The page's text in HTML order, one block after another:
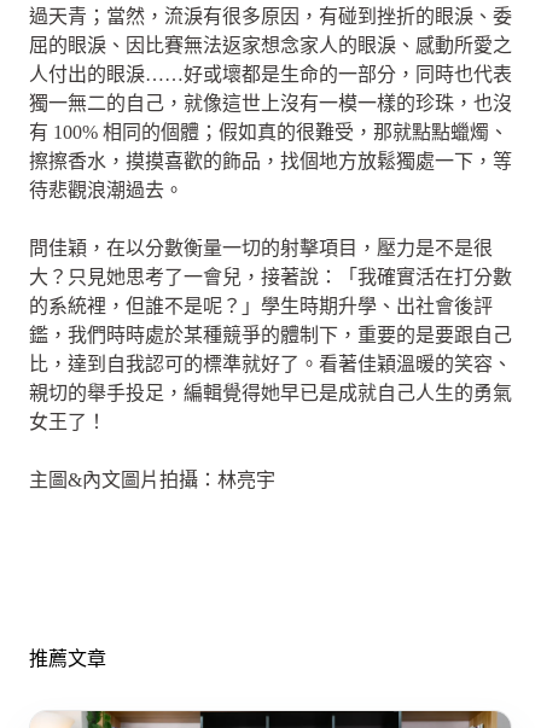
過天青；當然，流淚有很多原因，有碰到挫折的眼淚、委
屈的眼淚、因比賽無法返家想念家人的眼淚、感動所愛之
人付出的眼淚……好或壞都是生命的一部分，同時也代表
獨一無二的自己，就像這世上沒有一模一樣的珍珠，也沒
有 100% 相同的個體；假如真的很難受，那就點點蠟燭、
擦擦香水，摸摸喜歡的飾品，找個地方放鬆獨處一下，等
待悲觀浪潮過去。
問佳穎，在以分數衡量一切的射擊項目，壓力是不是很
大？只見她思考了一會兒，接著說：「我確實活在打分數
的系統裡，但誰不是呢？」學生時期升學、出社會後評
鑑，我們時時處於某種競爭的體制下，重要的是要跟自己
比，達到自我認可的標準就好了。看著佳穎溫暖的笑容、
親切的舉手投足，編輯覺得她早已是成就自己人生的勇氣
女王了！
主圖&內文圖片拍攝：林亮宇
推薦文章